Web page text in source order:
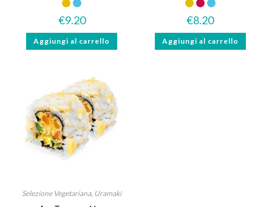
€9.20
Aggiungi al carrello
€8.20
Aggiungi al carrello
Selezione Vegetariana, Uramaki